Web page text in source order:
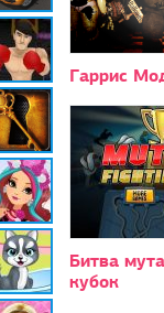
Гаррис
Битва
кубок